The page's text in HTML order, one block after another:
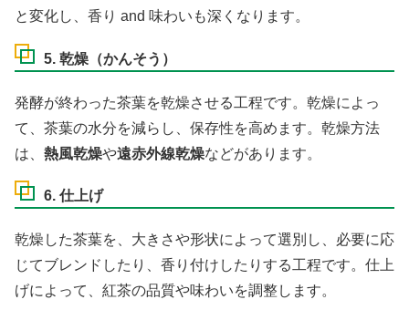
と変化し、香り and 味わいも深くなります。
5. 乾燥（かんそう）
発酵が終わった茶葉を乾燥させる工程です。乾燥によっ
て、茶葉の水分を減らし、保存性を高めます。乾燥方法
は、 熱風乾燥や遠赤外線乾燥などがあります。
6. 仕上げ
乾燥した茶葉を、大きさや形状によって選別し、必要に応
じてブレンドしたり、香り付けしたりする工程です。仕上
げによって、紅茶の品質や味わいを調整します。